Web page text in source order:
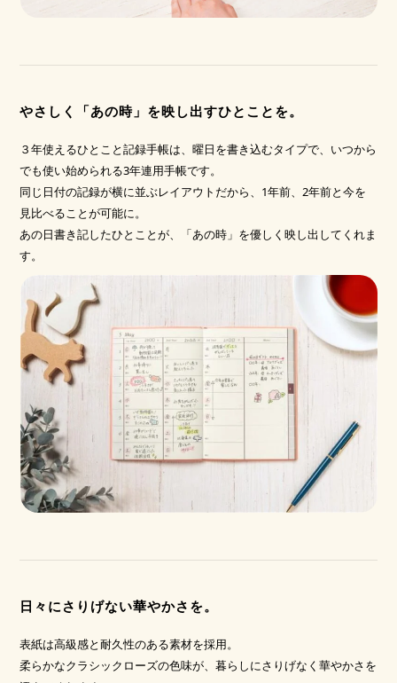
やさしく「あの時」を映し出すひとことを。
３年使えるひとこと記録手帳は、曜日を書き込むタイプで、いつから
でも使い始められる3年連用手帳です。
同じ日付の記録が横に並ぶレイアウトだから、1年前、2年前と今を
見比べることが可能に。
あの日書き記したひとことが、「あの時」を優しく映し出してくれま
す。
日々にさりげない華やかさを。
表紙は高級感と耐久性のある素材を採用。
柔らかなクラシックローズの色味が、暮らしにさりげなく華やかさを